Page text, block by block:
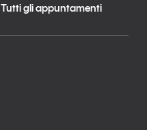
Tutti gli appuntamenti